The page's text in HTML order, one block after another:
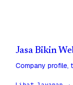
Jasa Bikin
Company profile,